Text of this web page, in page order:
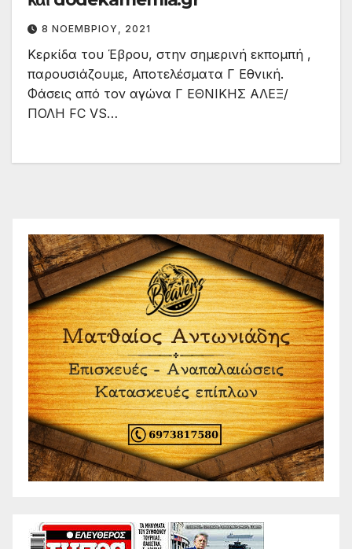
8 ΝΟΕΜΒΡΊΟΥ, 2021
Κερκίδα του Έβρου, στην σημερινή εκπομπή ,
παρουσιάζουμε, Αποτελέσματα Γ Εθνική.
Φάσεις από τον αγώνα Γ ΕΘΝΙΚΗΣ ΑΛΕΞ/
ΠΟΛΗ FC VS…